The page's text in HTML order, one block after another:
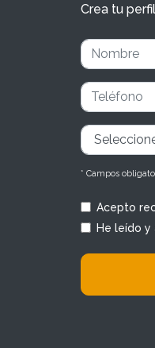
Crea tu
* Campos
Acepto
He leído y